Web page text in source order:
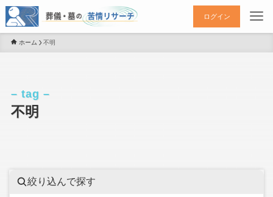
ログイン
ホーム 不明
不明
– tag –
絞り込んで探す